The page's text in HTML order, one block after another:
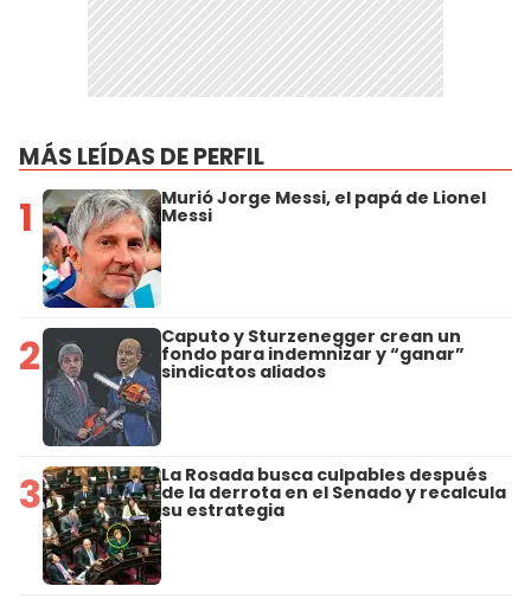
MÁS LEÍDAS DE PERFIL
1 Murió Jorge Messi, el papá de Lionel
Messi
2 Caputo y Sturzenegger crean un
fondo para indemnizar y “ganar”
sindicatos aliados
3 La Rosada busca culpables después
de la derrota en el Senado y recalcula
su estrategia